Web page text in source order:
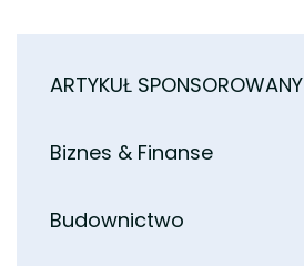
ARTYKUŁ SPONSOROWANY
Biznes & Finanse
Budownictwo